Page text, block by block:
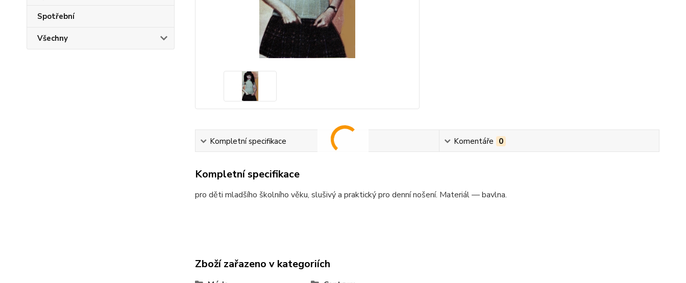
Spotřební
Všechny
Kompletní specifikace Komentáře 0
Kompletní specifikace
pro děti mladšího školního věku, slušivý a praktický pro denní nošení. Materiál — bavlna.
Zboží zařazeno v kategoriích